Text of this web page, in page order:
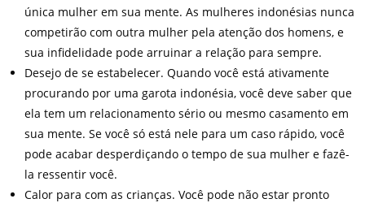
única mulher em sua mente. As mulheres indonésias nunca
competirão com outra mulher pela atenção dos homens, e
sua infidelidade pode arruinar a relação para sempre.
Desejo de se estabelecer. Quando você está ativamente
procurando por uma garota indonésia, você deve saber que
ela tem um relacionamento sério ou mesmo casamento em
sua mente. Se você só está nele para um caso rápido, você
pode acabar desperdiçando o tempo de sua mulher e fazê-
la ressentir você.
Calor para com as crianças. Você pode não estar pronto